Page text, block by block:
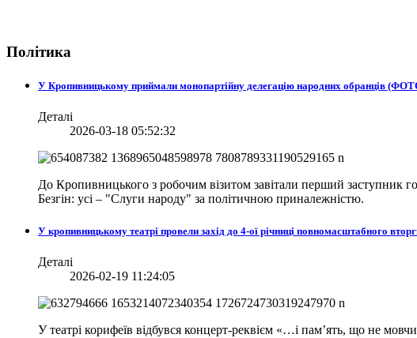
Політика
У Кропивницькому приймали монопартійну делегацію народних обранців
Деталі
2026-03-18 05:52:32
До Кропивницького з робочим візитом завітали перший заступник
Безгін: усі – "Слуги народу" за політичною приналежністю.
У кропивницькому театрі провели захід до 4-ої річниці повномасштабного
Деталі
2026-02-19 11:24:05
У театрі корифеїв відбувся концерт-реквієм «…і пам’ять, що не